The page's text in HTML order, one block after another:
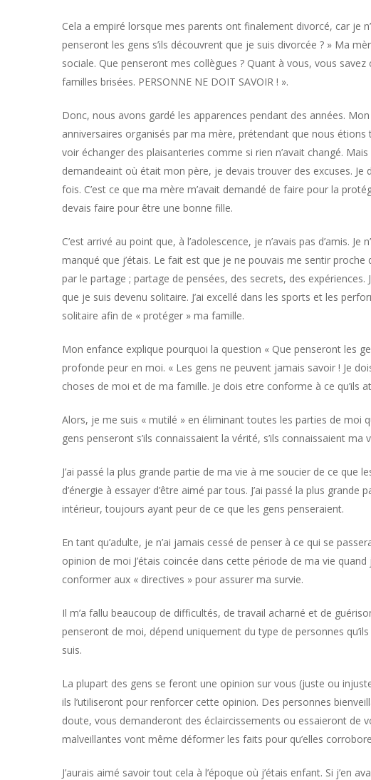
Cela a empiré lorsque mes parents ont finalement divorcé, car je
penseront les gens s’ils découvrent que je suis divorcée ? » Ma
sociale. Que penseront mes collègues ? Quant à vous, vous
familles brisées. PERSONNE NE DOIT SAVOIR ! ».
Donc, nous avons gardé les apparences pendant des années.
anniversaires organisés par ma mère, prétendant que nous
voir échanger des plaisanteries comme si rien n’avait changé.
demandeaint où était mon père, je devais trouver des excuses.
fois. C’est ce que ma mère m’avait demandé de faire pour la
devais faire pour être une bonne fille.
C’est arrivé au point que, à l’adolescence, je n’avais pas d’amis.
manqué que j’étais. Le fait est que je ne pouvais me sentir
par le partage ; partage de pensées, des secrets, des expériences.
que je suis devenu solitaire. J’ai excellé dans les sports et les
solitaire afin de « protéger » ma famille.
Mon enfance explique pourquoi la question « Que penseront les
profonde peur en moi. « Les gens ne peuvent jamais savoir ! Je
choses de moi et de ma famille. Je dois etre conforme à ce qu’ils
Alors, je me suis « mutilé » en éliminant toutes les parties de moi
gens penseront s’ils connaissaient la vérité, s’ils connaissaient ma
J’ai passé la plus grande partie de ma vie à me soucier de ce que
d’énergie à essayer d’être aimé par tous. J’ai passé la plus
intérieur, toujours ayant peur de ce que les gens penseraient.
En tant qu’adulte, je n’ai jamais cessé de penser à ce qui se
opinion de moi J’étais coincée dans cette période de ma vie
conformer aux « directives » pour assurer ma survie.
Il m’a fallu beaucoup de difficultés, de travail acharné et de
penseront de moi, dépend uniquement du type de personnes
suis.
La plupart des gens se feront une opinion sur vous (juste ou
ils l’utiliseront pour renforcer cette opinion. Des personnes
doute, vous demanderont des éclaircissements ou essaieront de
malveillantes vont même déformer les faits pour qu’elles
J’aurais aimé savoir tout cela à l’époque où j’étais enfant. Si j’en